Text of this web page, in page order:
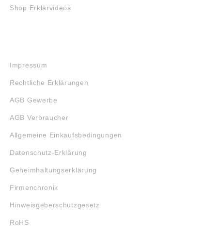
Shop Erklärvideos
Impressum
Rechtliche Erklärungen
AGB Gewerbe
AGB Verbraucher
Allgemeine Einkaufsbedingungen
Datenschutz-Erklärung
Geheimhaltungserklärung
Firmenchronik
Hinweisgeberschutzgesetz
RoHS